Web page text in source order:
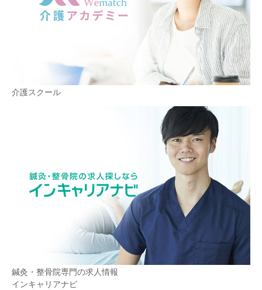
介護スクール
鍼灸・整骨院専門の求人情報
インキャリアナビ